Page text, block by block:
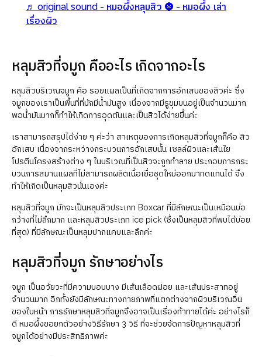
♬ original sound - หมอผึ้งหลุมสิว 🌚 - หมอผึ้ง เล่า
เรื่องผิว
หลุมสิวที่จมูก คืออะไร เกิดจากอะไร
หลุมสิวบริเวณจมูก คือ รอยแผลเป็นที่เกิดจากการอักเสบของสิวค่ะ ซึ่ง
จมูกของเราเป็นพื้นที่ที่มักมีน้ำมันสูง เนื่องจากมีรูขุมขนอยู่เป็นจำนวนมาก
พอน้ำมันมากก็ทำให้เกิดการอุดตันและเป็นสิวได้ง่ายขึ้นค่ะ
เราสามารถสรุปได้ง่าย ๆ ค่ะว่า สาเหตุของการเกิดหลุมสิวที่จมูกก็คือ สิว
อักเสบ เนื่องจากระหว่างกระบวนการอักเสบนั้น เซลล์ผิวและเส้นใย
โปรตีนโครงสร้างต่าง ๆ ในบริเวณที่เป็นสิวจะถูกทำลาย ประกอบการกระ
บวนการสมานแผลที่ไม่สามารถผลิตเนื้อเยื่อชุดใหม่ออกมาทดแทนได้ จึง
ทำให้เกิดเป็นหลุมสิวนั่นเองค่ะ
หลุมสิวที่จมูก มักจะเป็นหลุมสิวประเภท Boxcar ที่มีลักษณะเป็นเหมือนบ่อ
กว้างที่ไม่ลึกมาก และหลุมสิวประเภท ice pick (ซึ่งเป็นหลุมสิวที่พบได้บ่อย
ที่สุด) ที่มีลักษณะเป็นหลุมปากแคบและลึกค่ะ
หลุมสิวที่จมูก รักษาอย่างไร
จมูก เป็นอวัยวะที่มีความบอบบาง มีเส้นเลือดฝอย และเส้นประสาทอยู่
จำนวนมาก อีกทั้งยังมีลักษณะทางกายภาพที่แตกต่างจากผิวบริเวณอื่น
ของใบหน้า การรักษาหลุมสิวที่จมูกจึงอาจเป็นเรื่องท้าทายได้ค่ะ อย่างไรก็
ดี หมอผึ้งขอยกตัวอย่างวิธีรักษา 3 วิธี ที่จะช่วยจัดการปัญหาหลุมสิวที่
จมูกได้อย่างมีประสิทธิภาพค่ะ